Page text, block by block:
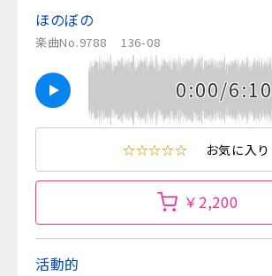
ほのぼの
楽曲No.9788 136-08
0:00/6:10
☆☆☆☆☆ お気に入り
￥2,200
活動的